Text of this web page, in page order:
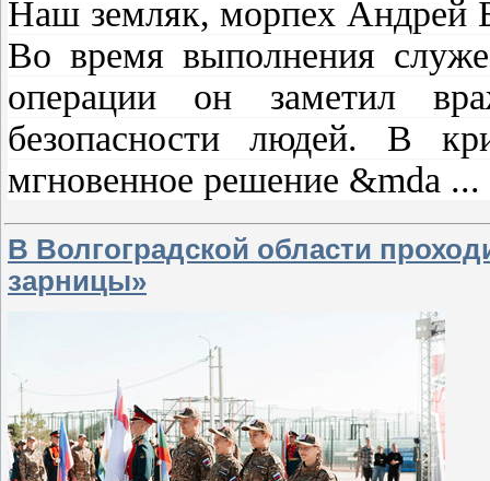
Наш земляк, морпех Андрей
Во время выполнения
операции он заметил
безопасности людей. В
мгновенное решение &mda ...
В Волгоградской области
зарницы»